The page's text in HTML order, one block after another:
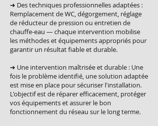
➜ Des techniques professionnelles adaptées :
Remplacement de WC, dégorgement, réglage
de réducteur de pression ou entretien de
chauffe-eau — chaque intervention mobilise
les méthodes et équipements appropriés pour
garantir un résultat fiable et durable.
➜ Une intervention maîtrisée et durable : Une
fois le problème identifié, une solution adaptée
est mise en place pour sécuriser l'installation.
L'objectif est de réparer efficacement, protéger
vos équipements et assurer le bon
fonctionnement du réseau sur le long terme.